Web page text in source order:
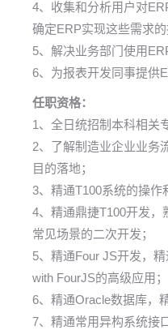
4、收集和分析用户对
确定ERP实现这些需求的
5、解决业务部门使用
6、为报表开发同事提供
任职资格：
1、全日统招制本科相关
2、了解制造业企业业务
目的落地；
3、精通T100系统的操作
4、精通鼎捷T100开发，
常见场景的二次开发；
5、精通Four JS开发，
with FourJS的高级应用；
6、精通Oracle数据库，
7、精通常用异构系统接